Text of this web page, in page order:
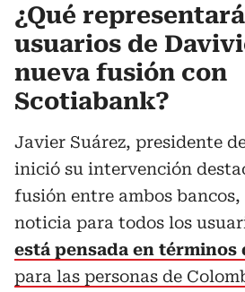
¿Qué
usuarios de
nueva fusión con
Scotiabank?
Javier Suárez, presidente
inició su intervención
fusión entre ambos bancos,
noticia para todos los
está pensada en términos
para las personas de